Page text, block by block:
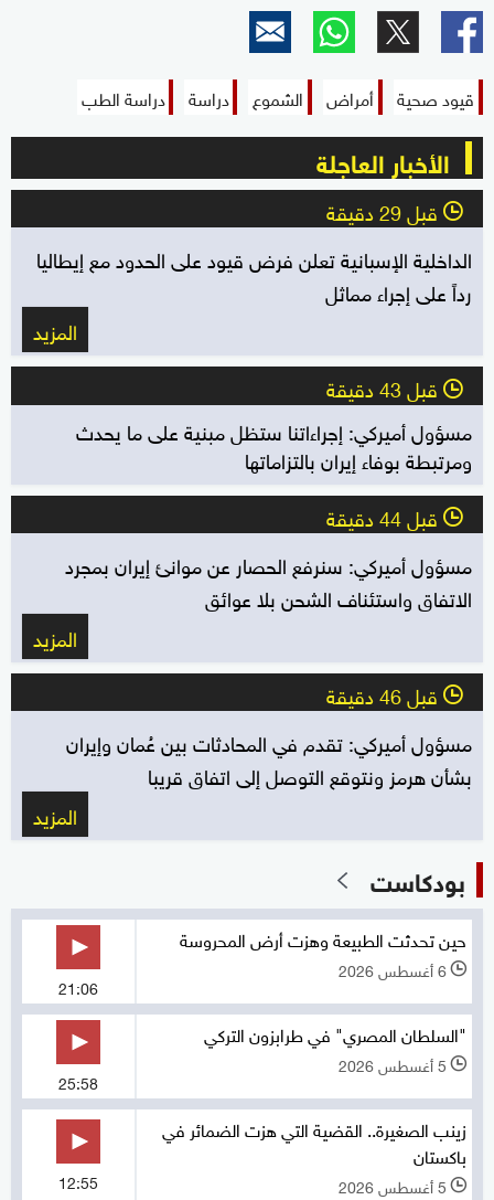
قيود صحية أمراض الشموع دراسة دراسة الطب
الأخبار العاجلة
l قبل 29 دقيقة
الداخلية الإسبانية تعلن فرض قيود على الحدود مع إيطاليا
رداً على إجراء مماثل
المزيد
l قبل 43 دقيقة
مسؤول أميركي: إجراءاتنا ستظل مبنية على ما يحدث
ومرتبطة بوفاء إيران بالتزاماتها
l قبل 44 دقيقة
مسؤول أميركي: سنرفع الحصار عن موانئ إيران بمجرد
الاتفاق واستئناف الشحن بلا عوائق
المزيد
l قبل 46 دقيقة
مسؤول أميركي: تقدم في المحادثات بين عُمان وإيران
بشأن هرمز ونتوقع التوصل إلى اتفاق قريبا
المزيد
بودكاست
حين تحدثت الطبيعة وهزت أرض المحروسة
l 6 أغسطس 2026
21:06
"السلطان المصري" في طرابزون التركي
l 5 أغسطس 2026
25:58
زينب الصغيرة.. القضية التي هزت الضمائر في
باكستان
l 5 أغسطس 2026 12:55